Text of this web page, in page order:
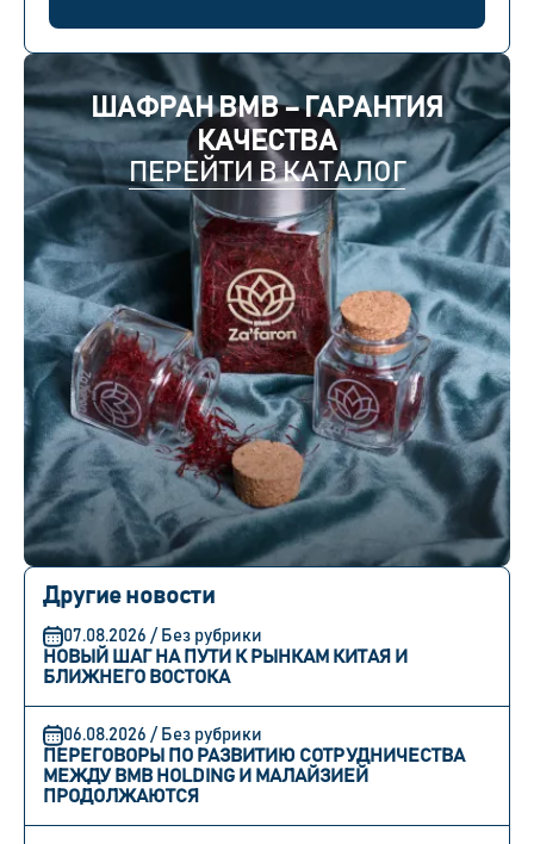
ШАФРАН BMB – ГАРАНТИЯ
КАЧЕСТВА
ПЕРЕЙТИ В КАТАЛОГ
Другие новости
07.08.2026 / Без рубрики
НОВЫЙ ШАГ НА ПУТИ К РЫНКАМ КИТАЯ И
БЛИЖНЕГО ВОСТОКА
06.08.2026 / Без рубрики
ПЕРЕГОВОРЫ ПО РАЗВИТИЮ СОТРУДНИЧЕСТВА
МЕЖДУ BMB HOLDING И МАЛАЙЗИЕЙ
ПРОДОЛЖАЮТСЯ